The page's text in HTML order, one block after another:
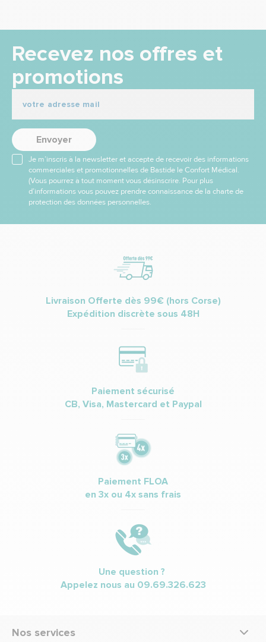
Recevez nos offres et
promotions
Envoyer
Je m’inscris à la newsletter et accepte de recevoir des informations
commerciales et promotionnelles de Bastide le Confort Médical.
(Vous pourrez à tout moment vous désinscrire. Pour plus
d’informations vous pouvez prendre connaissance de la charte de
protection des données personnelles.
Livraison Offerte dès 99€ (hors Corse)
Expédition discrète sous 48H
Paiement sécurisé
CB, Visa, Mastercard et Paypal
Paiement FLOA
en 3x ou 4x sans frais
Une question ?
Appelez nous au 09.69.326.623
Nos services